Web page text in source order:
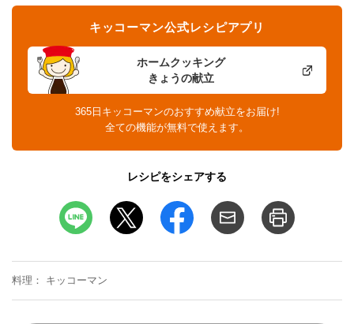
ホームクッキング
きょうの献立
キッコーマン公式レシピアプリ
365日キッコーマンのおすすめ献立をお届け!
全ての機能が無料で使えます。
レシピをシェアする
料理 キッコーマン